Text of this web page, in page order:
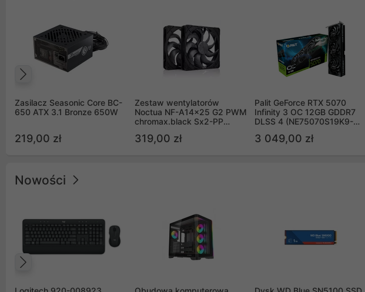
Zasilacz Seasonic Core BC-
650 ATX 3.1 Bronze 650W
219,00 zł
Zestaw wentylatorów
Noctua NF-A14x25 G2 PWM
chromax.black Sx2-PP
(2szt)
319,00 zł
Palit GeForce RTX 5070
Infinity 3 OC 12GB GDDR7
DLSS 4 (NE75070S19K9-
3 049,00 zł
Nowości